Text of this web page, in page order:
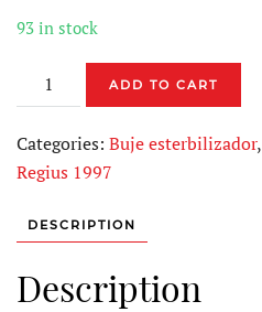
93 in stock
BUJE
ESTERBILIZADOR
48815-
26210
quantity
ADD TO CART
Categories: Buje esterbilizador,
Regius 1997
DESCRIPTION
Description